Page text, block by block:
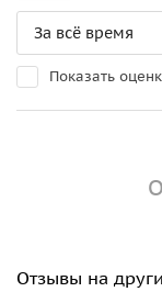
Показать
Отзывы на